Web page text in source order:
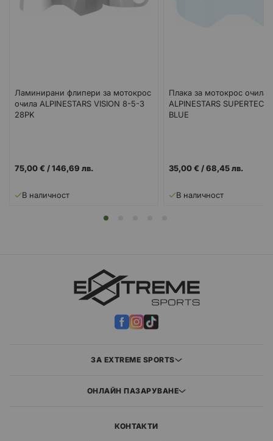
Ламинирани флипери за мотокрос
очила ALPINESTARS VISION 8-5-3
28PK
75,00 € /146,69 лв.
В наличност
Плака за мотокрос очила
ALPINESTARS SUPERTECH
BLUE
35,00 € /68,45 лв.
В наличност
ЗА EXTREME SPORTS
ОНЛАЙН ПАЗАРУВАНЕ
КОНТАКТИ